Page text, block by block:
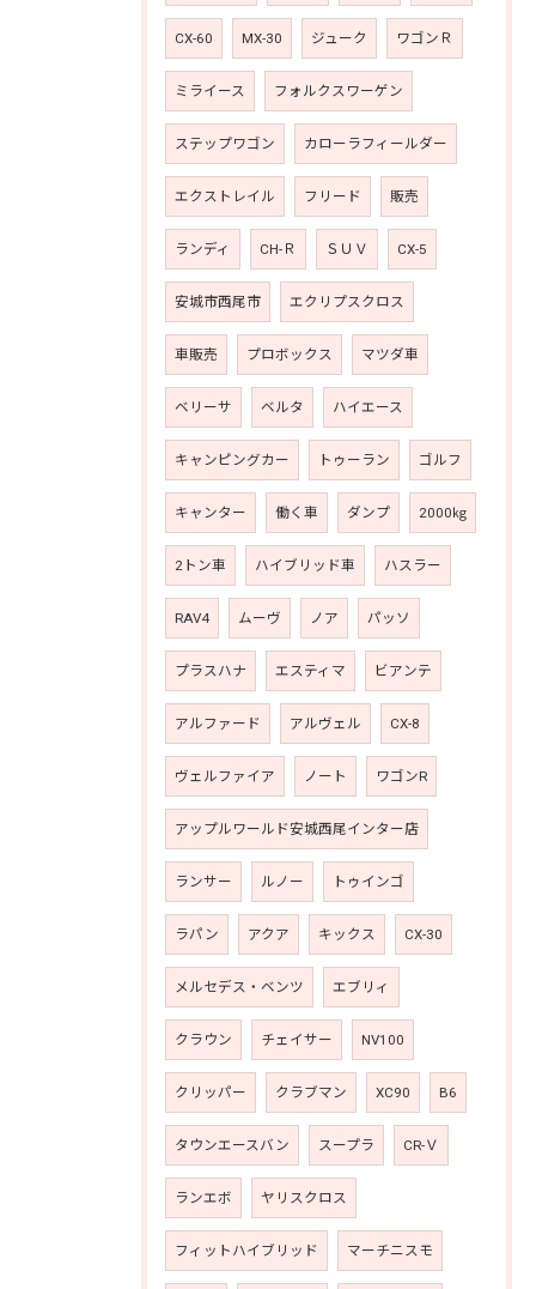
CX-60 MX-30 ジューク ワゴンＲ
ミライース フォルクスワーゲン
ステップワゴン カローラフィールダー
エクストレイル フリード 販売
ランディ CH-Ｒ ＳＵＶ CX-5
安城市西尾市 エクリプスクロス
車販売 プロボックス マツダ車
ベリーサ ベルタ ハイエース
キャンピングカー トゥーラン ゴルフ
キャンター 働く車 ダンプ 2000㎏
2トン車 ハイブリッド車 ハスラー
RAV4 ムーヴ ノア パッソ
プラスハナ エスティマ ビアンテ
アルファード アルヴェル CX-8
ヴェルファイア ノート ワゴンR
アップルワールド安城西尾インター店
ランサー ルノー トゥインゴ
ラパン アクア キックス CX-30
メルセデス・ベンツ エブリィ
クラウン チェイサー NV100
クリッパー クラブマン XC90 B6
タウンエースバン スープラ CR-Ｖ
ランエボ ヤリスクロス
フィットハイブリッド マーチニスモ